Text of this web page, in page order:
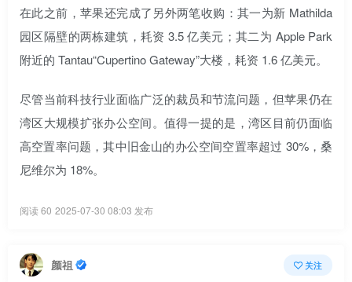
在此之前，苹果还完成了另外两笔收购：其一为新 Mathilda
园区隔壁的两栋建筑，耗资 3.5 亿美元；其二为 Apple Park
附近的 Tantau“Cupertino Gateway”大楼，耗资 1.6 亿美元。
尽管当前科技行业面临广泛的裁员和节流问题，但苹果仍在
湾区大规模扩张办公空间。值得一提的是，湾区目前仍面临
高空置率问题，其中旧金山的办公空间空置率超过 30%，桑
尼维尔为 18%。
阅读 60 2025-07-30 08:03 发布
颜祖 关注